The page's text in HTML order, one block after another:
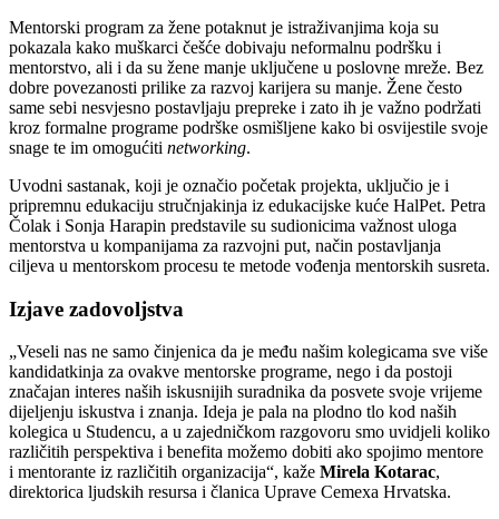
Mentorski program za žene potaknut je istraživanjima koja su
pokazala kako muškarci češće dobivaju neformalnu podršku i
mentorstvo, ali i da su žene manje uključene u poslovne mreže. Bez
dobre povezanosti prilike za razvoj karijera su manje. Žene često
same sebi nesvjesno postavljaju prepreke i zato ih je važno podržati
kroz formalne programe podrške osmišljene kako bi osvijestile svoje
snage te im omogućiti networking.
Uvodni sastanak, koji je označio početak projekta, uključio je i
pripremnu edukaciju stručnjakinja iz edukacijske kuće HalPet. Petra
Čolak i Sonja Harapin predstavile su sudionicima važnost uloga
mentorstva u kompanijama za razvojni put, način postavljanja
ciljeva u mentorskom procesu te metode vođenja mentorskih susreta.
Izjave zadovoljstva
„Veseli nas ne samo činjenica da je među našim kolegicama sve više
kandidatkinja za ovakve mentorske programe, nego i da postoji
značajan interes naših iskusnijih suradnika da posvete svoje vrijeme
dijeljenju iskustva i znanja. Ideja je pala na plodno tlo kod naših
kolegica u Studencu, a u zajedničkom razgovoru smo uvidjeli koliko
različitih perspektiva i benefita možemo dobiti ako spojimo mentore
i mentorante iz različitih organizacija“, kaže Mirela Kotarac,
direktorica ljudskih resursa i članica Uprave Cemexa Hrvatska.